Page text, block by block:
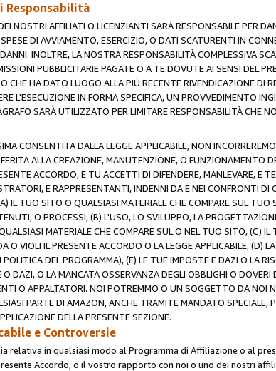
Responsabilità
NOSTRI AFFILIATI O LICENZIANTI SARÀ RESPONSABILE PER
DI AVVIAMENTO, ESERCIZIO, O DATI SCATURENTI IN
INOLTRE, LA NOSTRA RESPONSABILITÀ COMPLESSIVA
PUBBLICITARIE PAGATE O A TE DOVUTE AI SENSI DEL
CHE HA DATO LUOGO ALLA PIÙ RECENTE RIVENDICAZIONE
L'ESECUZIONE IN FORMA SPECIFICA, UN PROVVEDIMENTO
SARÀ UTILIZZATO PER LIMITARE RESPONSABILITÀ CHE
CONSENTITA DALLA LEGGE APPLICABILE, NON
ALLA CREAZIONE, MANUTENZIONE, O
ACCORDO, E TU ACCETTI DI DIFENDERE, MANLEVARE, E
E RAPPRESENTANTI, INDENNI DA E NEI CONFRONTI
IL TUO SITO O QUALSIASI MATERIALE CHE COMPARE SUL
O PROCESSI, (B) L'USO, LO SVILUPPO, LA
MATERIALE CHE COMPARE SUL O NEL TUO SITO, (C)
O VIOLI IL PRESENTE ACCORDO O LA LEGGE APPLICABILE, (D)
DEL PROGRAMMA), (E) LE TUE IMPOSTE E DAZI O LA
O DAZI, O LA MANCATA OSSERVANZA DEGLI OBBLIGHI O
O APPALTATORI. NOI POTREMMO O UN SOGGETTO DA NOI
PARTE DI AMAZON, ANCHE TRAMITE MANDATO SPECIALE,
DELLA PRESENTE SEZIONE.
e Controversie
relativa in qualsiasi modo al Programma di Affiliazione o al
Accordo, o il vostro rapporto con noi o uno dei nostri